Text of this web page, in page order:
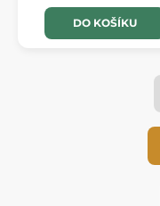
DO KOŠÍKU